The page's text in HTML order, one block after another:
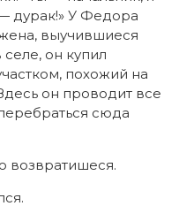
дурак!» У Федора
выучившиеся
он купил
похожий на
он проводит все
сюда
возвратишеся.